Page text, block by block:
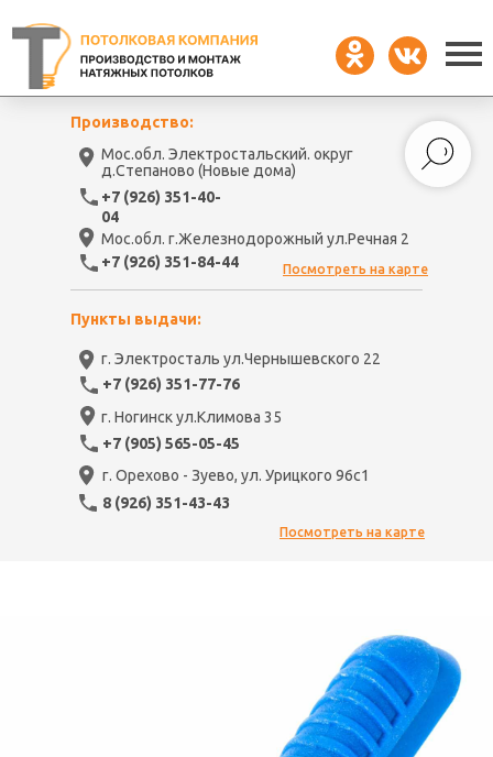
г. Ногинск ул.Климова 35
+7 (905) 565-05-45
г. Орехово - Зуево, ул. Урицкого 96с1
8 (926) 351-43-43
Мос.обл. Электростальский. округ
д.Степаново (Новые дома)
г. Электросталь ул.Чернышевского 22
Мос.обл. г.Железнодорожный ул.Речная 2
Производство:
Пункты выдачи:
+7 (926) 351-40-
04
+7 (926) 351-84-44
+7 (926) 351-77-76
Посмотреть на карте
Посмотреть на карте